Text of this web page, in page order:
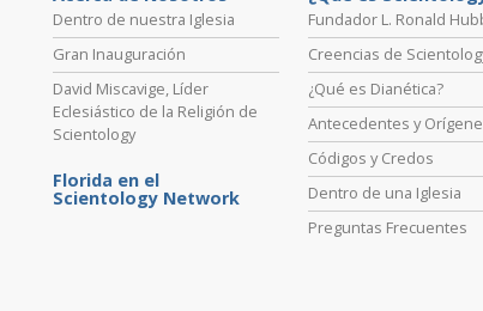
Dentro de nuestra Iglesia
Gran Inauguración
David Miscavige, Líder
Eclesiástico de la Religión de
Scientology
Florida en el
Scientology Network
Fundador L. Ronald
Creencias de
¿Qué es Dianética?
Antecedentes y
Códigos y Credos
Dentro de una Iglesia
Preguntas Frecuentes